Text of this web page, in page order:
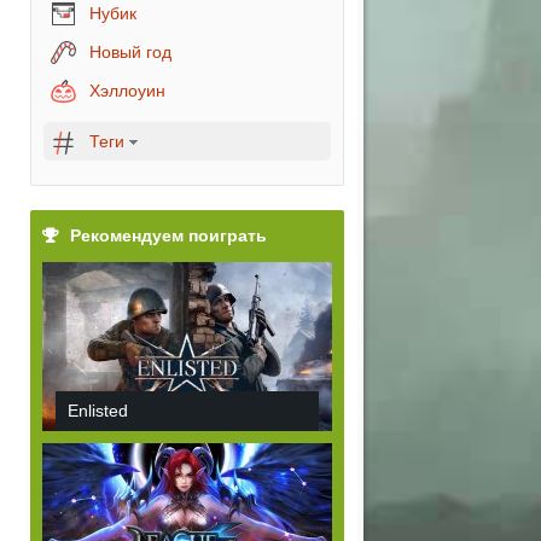
Нубик
Новый год
Хэллоуин
Теги
Рекомендуем поиграть
Enlisted